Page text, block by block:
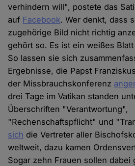
verhindern will", postete das
auf Facebook. Wer denkt, dass
zugehörige Bild nicht richtig
gehört so. Es ist ein weißes
So lassen sie sich
Ergebnisse, die Papst
der Missbrauchskonferenz
drei Tage im Vatikan standen
Überschriften "Verantwortung",
"Rechenschaftspflicht" und
sich die Vertreter aller
weltweit, dazu kamen
Sogar zehn Frauen sollen dabei